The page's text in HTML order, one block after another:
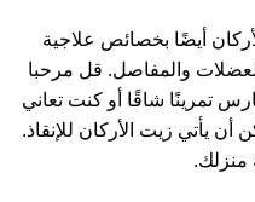
أيضًا بخصائص علاجية
العضلات والمفاصل. قل مرحبا
تمرينًا شاقًا أو كنت تعاني
أن يأتي زيت الأركان للإنقاذ.
منزلك.